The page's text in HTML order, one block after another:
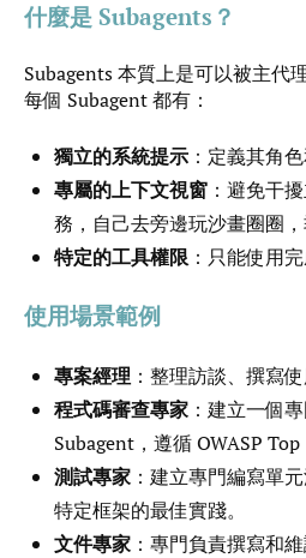
什麼是 Subagents？
Subagents 本質上是可以被主代
每個 Subagent 都有：
獨立的系統提示 ：定義其角
專屬的上下文視窗 ：避免干
務，自己去旁邊玩沙畫圈圈
特定的工具權限 ：只能使用
使用場景範例
專案經理 ：整理訪談、撰寫
程式碼審查專家 ：建立一個
Subagent，遵循 OWASP Top
測試專家 ：建立專門編寫單
特定框架的最佳實踐。
文件專家 ：專門負責撰寫和